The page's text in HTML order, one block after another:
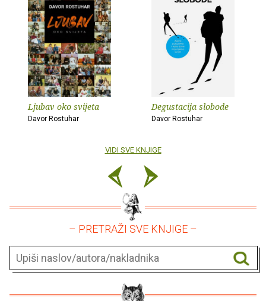
Ljubav oko svijeta
Davor Rostuhar
Degustacija slobode
Davor Rostuhar
VIDI SVE KNJIGE
– PRETRAŽI SVE KNJIGE –